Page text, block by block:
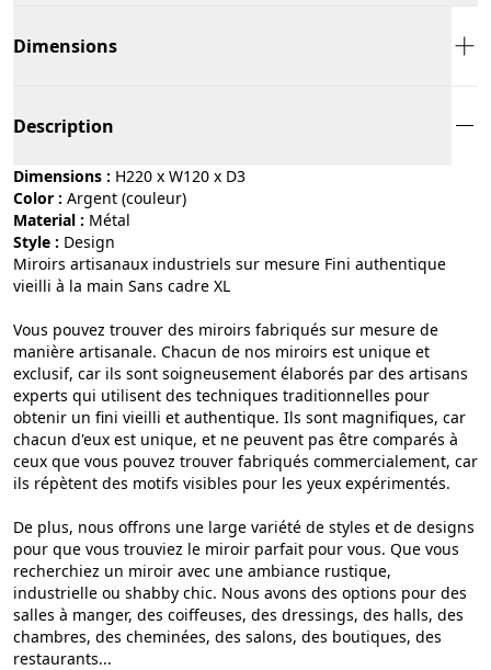
Dimensions
Description
Dimensions : H220 x W120 x D3
Color :
argent (couleur)
Material :
métal
Style :
design
Miroirs artisanaux industriels sur mesure Fini authentique
vieilli à la main Sans cadre XL
Vous pouvez trouver des miroirs fabriqués sur mesure de
manière artisanale. Chacun de nos miroirs est unique et
exclusif, car ils sont soigneusement élaborés par des artisans
experts qui utilisent des techniques traditionnelles pour
obtenir un fini vieilli et authentique. Ils sont magnifiques, car
chacun d'eux est unique, et ne peuvent pas être comparés à
ceux que vous pouvez trouver fabriqués commercialement, car
ils répètent des motifs visibles pour les yeux expérimentés.
De plus, nous offrons une large variété de styles et de designs
pour que vous trouviez le miroir parfait pour vous. Que vous
recherchiez un miroir avec une ambiance rustique,
industrielle ou shabby chic. Nous avons des options pour des
salles à manger, des coiffeuses, des dressings, des halls, des
chambres, des cheminées, des salons, des boutiques, des
restaurants...